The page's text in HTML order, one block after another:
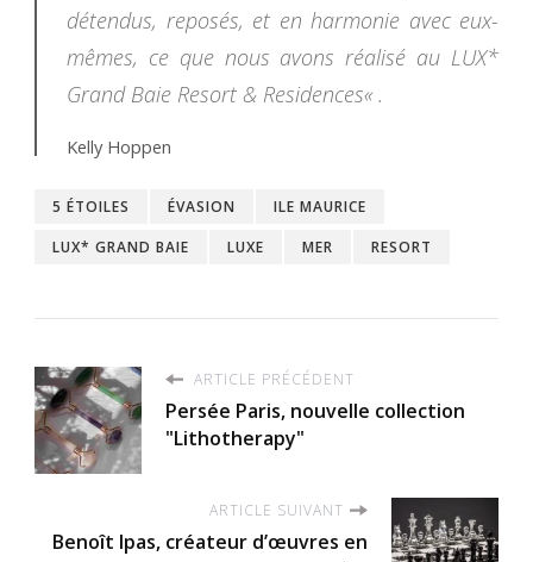
détendus, reposés, et en harmonie avec eux-
mêmes, ce que nous avons réalisé au LUX*
Grand Baie Resort & Residences« .
Kelly Hoppen
5 ÉTOILES ÉVASION
ILE MAURICE
LUX* GRAND BAIE
LUXE MER RESORT
ARTICLE PRÉCÉDENT
Persée Paris, nouvelle collection
"Lithotherapy"
ARTICLE SUIVANT
Benoît Ipas, créateur d’œuvres en